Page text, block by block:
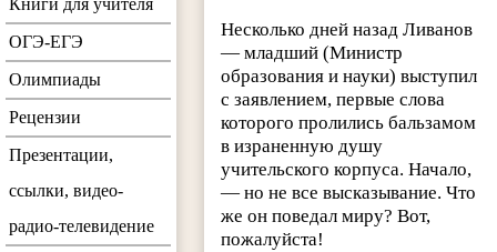
Несколько дней назад Ливанов
— младший (Министр
образования и науки) выступил
с заявлением, первые слова
которого пролились бальзамом
в израненную душу
учительского корпуса. Начало,
— но не все высказывание. Что
же он поведал миру? Вот,
пожалуйста!
Книги для учителя
ОГЭ-ЕГЭ
Олимпиады
Рецензии
Презентации,
ссылки, видео-
радио-телевидение